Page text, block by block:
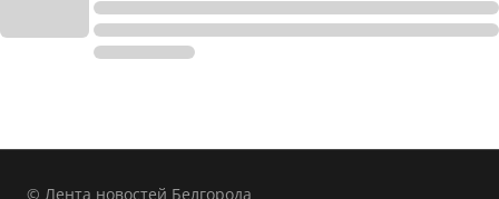
© Лента новостей Белгорода